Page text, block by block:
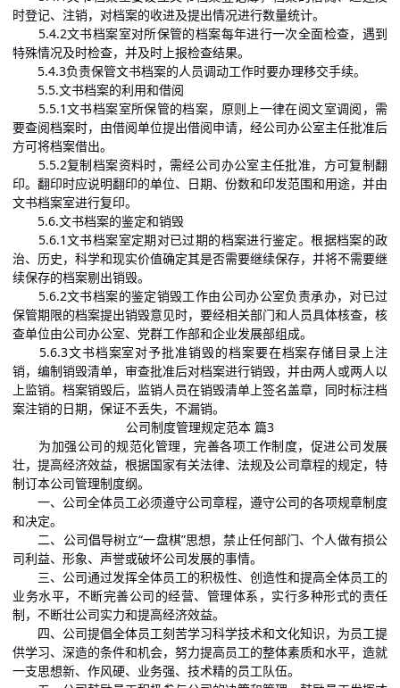
时登记、注销，对档案的收进及提出情况进行数量统计。
5.4.2文书档案室对所保管的档案每年进行一次全面检查，遇到
特殊情况及时检查，并及时上报检查结果。
5.4.3负责保管文书档案的人员调动工作时要办理移交手续。
5.5.文书档案的利用和借阅
5.5.1文书档案室所保管的档案，原则上一律在阅文室调阅，需
要查阅档案时，由借阅单位提出借阅申请，经公司办公室主任批准后
方可将档案借出。
5.5.2复制档案资料时，需经公司办公室主任批准，方可复制翻
印。翻印时应说明翻印的单位、日期、份数和印发范围和用途，并由
文书档案室进行复印。
5.6.文书档案的鉴定和销毁
5.6.1文书档案室定期对已过期的档案进行鉴定。根据档案的政
治、历史，科学和现实价值确定其是否需要继续保存，并将不需要继
续保存的档案剔出销毁。
5.6.2文书档案的鉴定销毁工作由公司办公室负责承办，对已过
保管期限的档案提出销毁意见时，要经相关部门和人员具体核查，核
查单位由公司办公室、党群工作部和企业发展部组成。
5.6.3文书档案室对予批准销毁的档案要在档案存储目录上注
销，编制销毁清单，审查批准后对档案进行销毁，并由两人或两人以
上监销。档案销毁后，监销人员在销毁清单上签名盖章，同时标注档
案注销的日期，保证不丢失，不漏销。
公司制度管理规定范本 篇3
为加强公司的规范化管理，完善各项工作制度，促进公司发展
壮，提高经济效益，根据国家有关法律、法规及公司章程的规定，特
制订本公司管理制度纲。
一、公司全体员工必须遵守公司章程，遵守公司的各项规章制度
和决定。
二、公司倡导树立“一盘棋”思想，禁止任何部门、个人做有损公
司利益、形象、声誉或破坏公司发展的事情。
三、公司通过发挥全体员工的积极性、创造性和提高全体员工的
业务水平，不断完善公司的经营、管理体系，实行多种形式的责任
制，不断壮公司实力和提高经济效益。
四、公司提倡全体员工刻苦学习科学技术和文化知识，为员工提
供学习、深造的条件和机会，努力提高员工的整体素质和水平，造就
一支思想新、作风硬、业务强、技术精的员工队伍。